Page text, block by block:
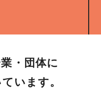
・団体に
います。